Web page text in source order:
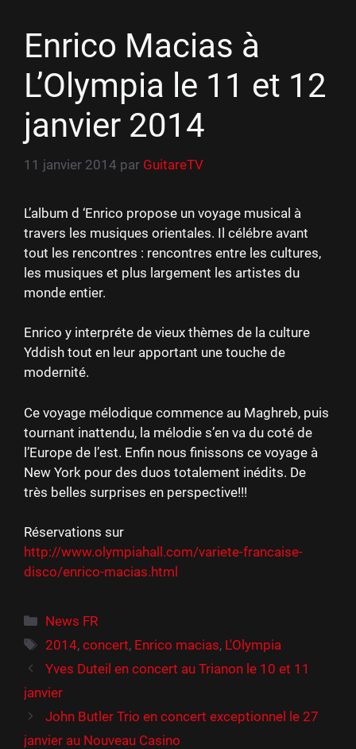
Enrico Macias à
L’Olympia le 11 et 12
janvier 2014
11 janvier 2014 par GuitareTV
L’album d ‘Enrico propose un voyage musical à
travers les musiques orientales. Il célébre avant
tout les rencontres : rencontres entre les cultures,
les musiques et plus largement les artistes du
monde entier.
Enrico y interpréte de vieux thèmes de la culture
Yddish tout en leur apportant une touche de
modernité.
Ce voyage mélodique commence au Maghreb, puis
tournant inattendu, la mélodie s’en va du coté de
l’Europe de l’est. Enfin nous finissons ce voyage à
New York pour des duos totalement inédits. De
très belles surprises en perspective!!!
Réservations sur
http://www.olympiahall.com/variete-francaise-
disco/enrico-macias.html
Catégories
News FR
Étiquettes
2014,concert, Enrico macias, L'Olympia
Yves Duteil en concert au Trianon le 10 et 11
janvier
John Butler Trio en concert exceptionnel le 27
janvier au Nouveau Casino